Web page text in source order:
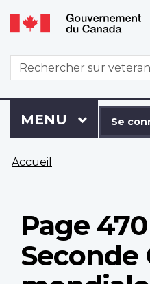
WxT
Search
form
connecter
à
Dossier
Se
Menu
MENU PRINCIPAL
êtes
Accueil
Page
Seconde